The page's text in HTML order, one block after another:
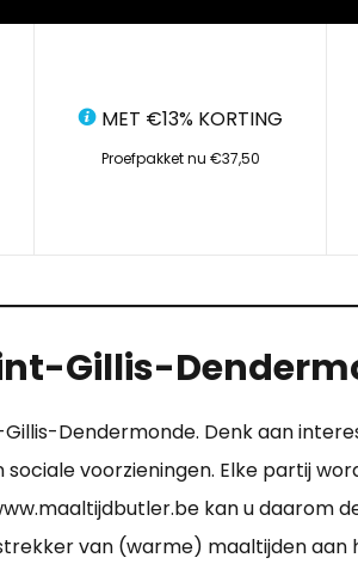
MET €13% KORTING
Proefpakket nu €37,50
Gillis-
Dendermonde. Denk aan
voorzieningen. Elke partij
kan u daarom
van (warme) maaltijden